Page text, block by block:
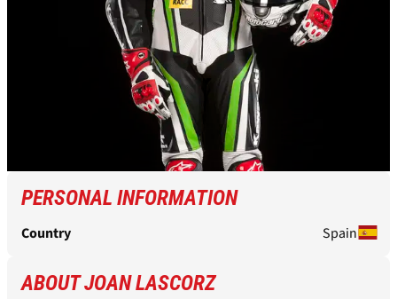
PERSONAL INFORMATION
Country Spain
ABOUT JOAN LASCORZ